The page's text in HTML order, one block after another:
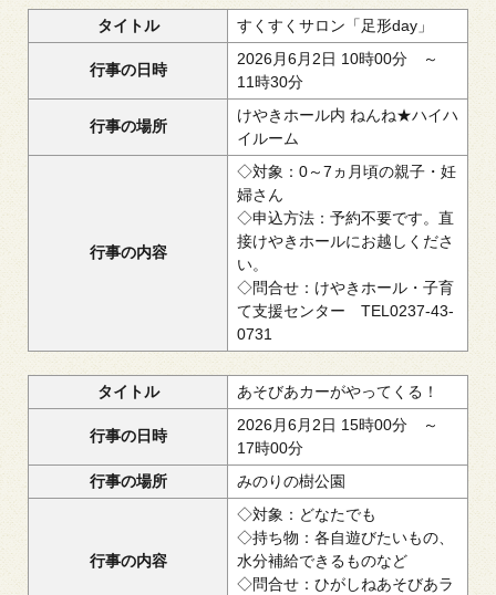
タイトル すくすくサロン「足形day」
行事の日時
2026月6月2日 10時00分 ～
11時30分
行事の場所
けやきホール内 ねんね★ハイハ
イルーム
行事の内容
◇対象：0～7ヵ月頃の親子・妊
婦さん
◇申込方法：予約不要です。直
接けやきホールにお越しくださ
い。
◇問合せ：けやきホール・子育
て支援センター TEL0237-43-
0731
タイトル あそびあカーがやってくる！
行事の日時
2026月6月2日 15時00分 ～
17時00分
行事の場所
みのりの樹公園
行事の内容
◇対象：どなたでも
◇持ち物：各自遊びたいもの、
水分補給できるものなど
◇問合せ：ひがしねあそびあラ